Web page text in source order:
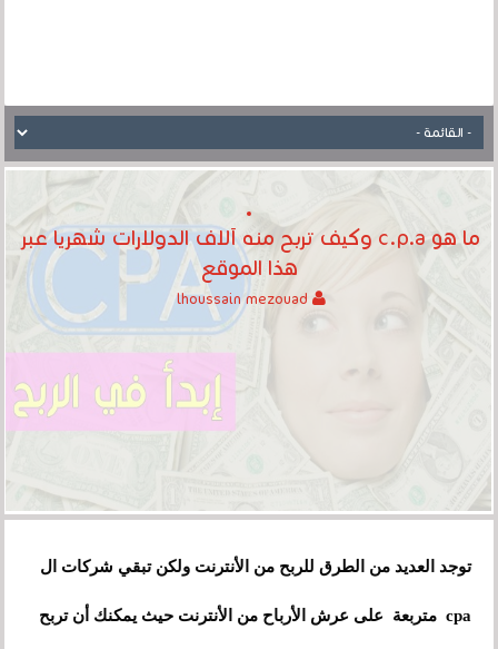
ما هو c.p.a وكيف تربح منه آلاف الدولارات شهريا عبر
هذا الموقع
توجد العديد من الطرق للربح من الأنترنت ولكن تبقي شركات ال
cpa متربعة على عرش الأرباح من الأنترنت حيث يمكنك أن تربح